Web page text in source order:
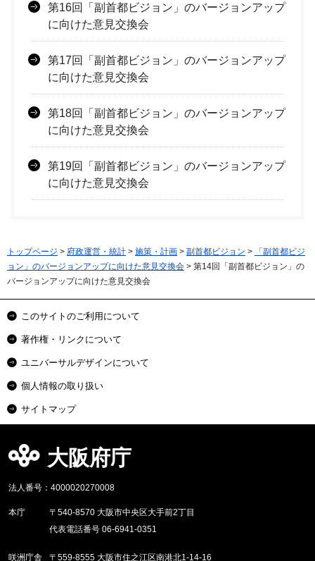
第16回「副首都ビジョン」のバージョンアップ
に向けた意見交換会
第17回「副首都ビジョン」のバージョンアップ
に向けた意見交換会
第18回「副首都ビジョン」のバージョンアップ
に向けた意見交換会
第19回「副首都ビジョン」のバージョンアップ
に向けた意見交換会
トップページ > 府政運営・統計 > 施策・計画 > 副首都ビジョン >
「副首都ビジ
ョン」のバージョンアップに向けた意見交換会 > 第14回「副首都ビジョン」の
バージョンアップに向けた意見交換会
このサイトのご利用について
著作権・リンクについて
ユニバーサルデザインについて
個人情報の取り扱い
サイトマップ
大阪府庁
法人番号：4000020270008
本庁
〒540-8570 大阪市中央区大手前2丁目
代表電話番号 06-6941-0351
咲洲庁舎 〒559-8555 大阪市住之江区南港北1-14-16